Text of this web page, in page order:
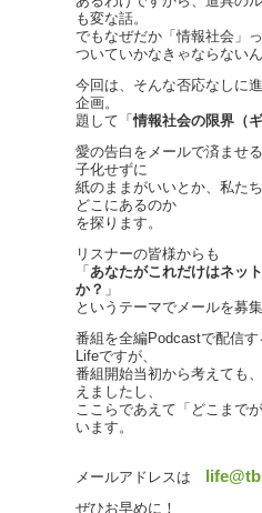
も変な話。
でもなぜだか「情報社会」
ついていかなきゃならない
今回は、そんな否応なしに
企画。
題して「情報社会の限界（
愛の告白をメールで済ませ
子化せずに
紙のままがいいとか、私た
どこにあるのか
を探ります。
リスナーの皆様からも
「 あなたがこれだけはネッ
か？ 」
というテーマでメールを募
番組を全編Podcastで配信
Lifeですが、
番組開始当初から考えても
えましたし、
ここらであえて「どこまで
います。
メールアドレスは
ぜひお早めに！